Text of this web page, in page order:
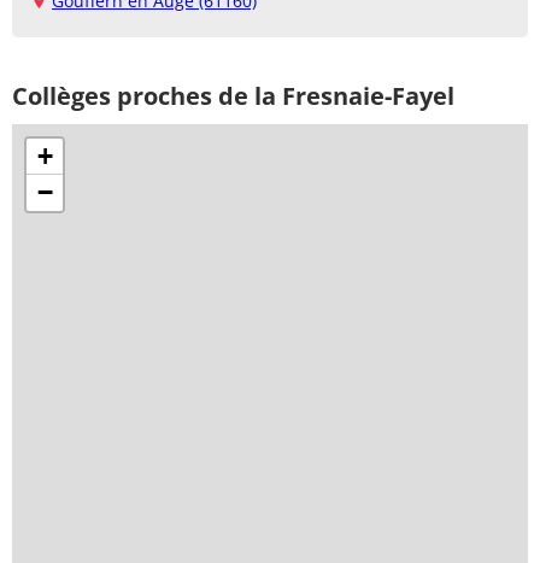
Collèges proches de la Fresnaie-Fayel
+
−